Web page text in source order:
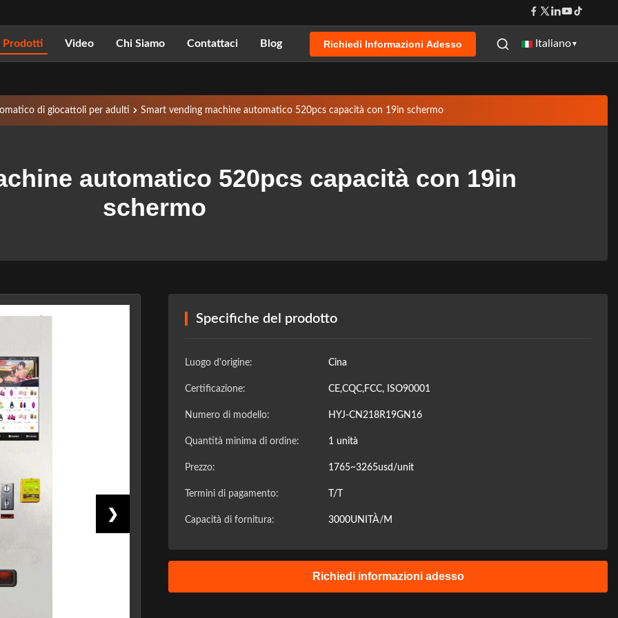
Prodotti Video Chi Siamo Contattaci Blog Richiedi Informazioni Adesso Italiano ▼
di giocattoli per adulti Smart vending machine automatico 520pcs capacità con 19in schermo
automatico 520pcs capacità con 19in
schermo
❯
Specifiche del prodotto
Luogo d'origine: Cina
Certificazione: CE,CQC,FCC, ISO90001
Numero di modello: HYJ-CN218R19GN16
Quantità minima di ordine: 1 unità
Prezzo: 1765~3265usd/unit
Termini di pagamento: T/T
Capacità di fornitura: 3000UNITÀ/M
Richiedi informazioni adesso